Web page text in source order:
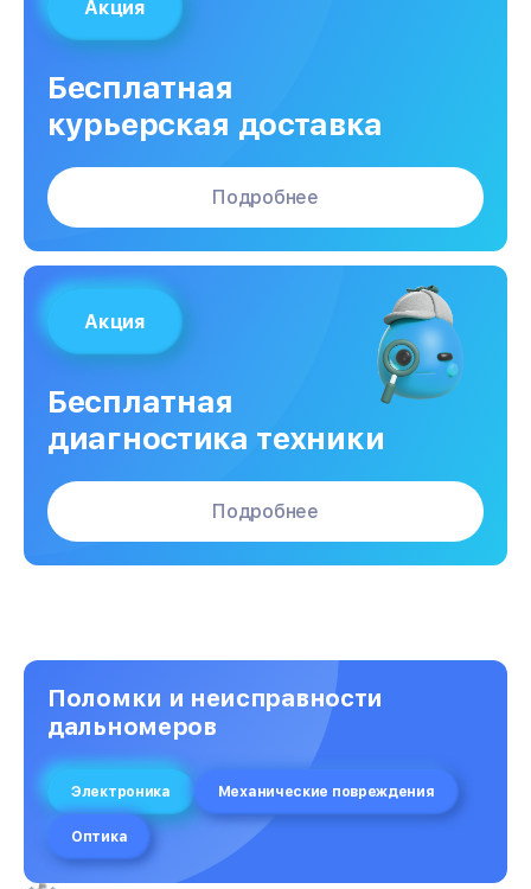
Акция
Бесплатная
курьерская доставка
Подробнее
Акция
Бесплатная
диагностика техники
Подробнее
Поломки и неисправности
дальномеров
Электроника Механические повреждения
Оптика